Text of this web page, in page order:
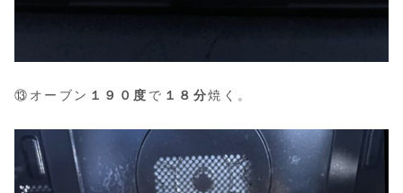
⑬オーブン １９０度 で １８分焼く。